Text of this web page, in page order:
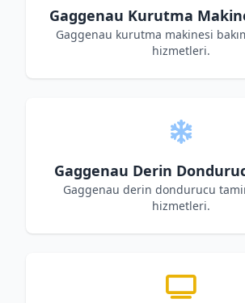
Gaggenau Kurutma
Gaggenau kurutma makinesi
hizmetleri.
Gaggenau Derin
Gaggenau derin dondurucu
hizmetleri.